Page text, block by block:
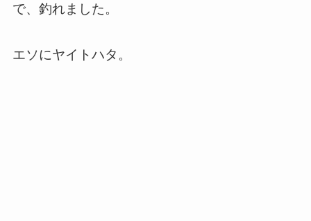
で、釣れました。
エソにヤイトハタ。